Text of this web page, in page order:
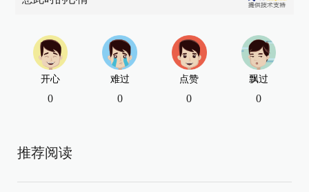
开心
0
难过
0
点赞
0
飘过
0
推荐阅读